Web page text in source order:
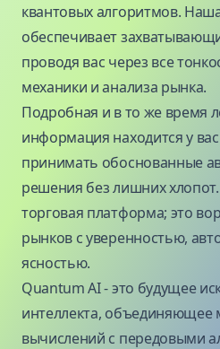
квантовых алгоритмов.
обеспечивает
проводя вас через все
механики и анализа рынка.
Подробная и в то же время
информация находится у
принимать обоснованные
решения без лишних
торговая платформа; это
рынков с уверенностью,
ясностью.
Quantum AI - это будущее
интеллекта,
вычислений с передовыми